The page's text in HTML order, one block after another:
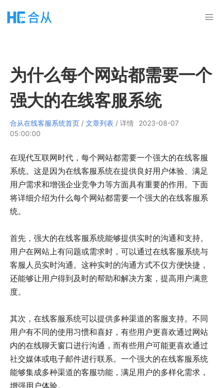
为什么每个网站都需要一个
强大的在线客服系统
合从在线客服系统首页 / 文章列表 / 详情
2023-08-07
05:00:00
在现代互联网时代，每个网站都需要一个强大的在线客服
系统。这是因为在线客服系统在提供良好用户体验、满足
用户需求和增强企业竞争力等方面具有重要的作用。下面
将详细介绍为什么每个网站都需要一个强大的在线客服系
统。
首先，强大的在线客服系统能够提供实时的沟通和支持。
用户在网站上有问题或需求时，可以通过在线客服系统与
客服人员实时沟通。这种实时的沟通方式不仅方便快捷，
还能够让用户得到及时的帮助和解决方案，提高用户满意
度。
其次，在线客服系统可以提供多种渠道的客服支持。不同
用户有不同的使用习惯和喜好，有些用户更喜欢通过网站
内的在线聊天窗口进行沟通，而有些用户可能更喜欢通过
社交媒体或电子邮件进行联系。一个强大的在线客服系统
能够集成多种渠道的客服功能，满足用户的多样化需求，
增强用户体验。